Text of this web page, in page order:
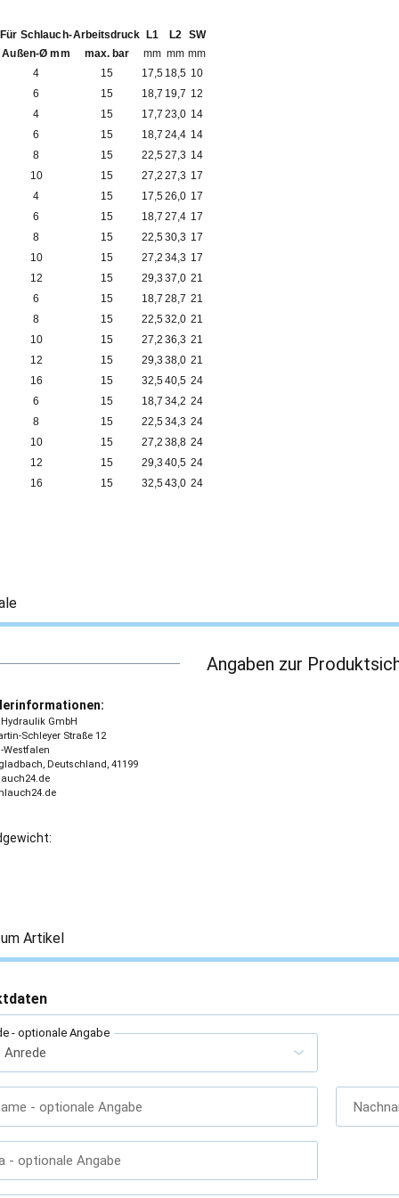
Für Schlauch-
Außen-Ø mm
Arbeitsdruck
max. bar
L1
mm
L2
mm
SW
mm
4
15 17,5 18,5 10
6
15 18,7 19,7 12
4
15 17,7 23,0 14
6
15 18,7 24,4 14
8
15 22,527,3 14
10
15 27,2 27,3 17
4
15 17,526,0 17
6
15 18,7 27,4 17
8
15 22,530,3 17
10
15 27,2 34,3 17
12
15 29,3 37,0 21
6
15 18,7 28,7 21
8
15 22,532,0 21
10
15 27,2 36,3 21
12
15 29,3 38,0 21
16
15 32,540,5 24
6
15 18,7 34,2 24
8
15 22,534,3 24
10
15 27,2 38,8 24
12
15 29,3 40,5 24
16
15 32,543,0 24
Angaben zur
GmbH
Schleyer Straße 12
Westfalen
Deutschland, 41199
Artikel
- optionale Angabe
- optionale Angabe
- optionale Angabe